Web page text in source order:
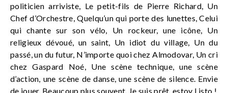
politicien arriviste, Le petit-fils de Pierre Richard, Un
Chef d’Orchestre, Quelqu’un qui porte des lunettes, Celui
qui chante sur son vélo, Un rockeur, une icône, Un
religieux dévoué, un saint, Un idiot du village, Un du
passé, un du futur, N’importe quoi chez Almodovar, Un cri
chez Gaspard Noé, Une scène technique, une scène
d’action, une scène de danse, une scène de silence. Envie
de jouer, Beaucoup plus souvent. Je suis prêt, estoy Listo !